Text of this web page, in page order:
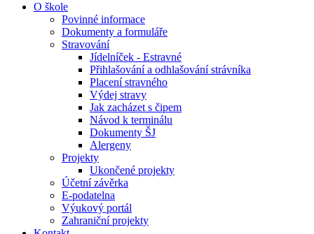
O škole
Povinné informace
Dokumenty a formuláře
Stravování
Jídelníček - Estravné
Přihlašování a odhlašování strávníka
Placení stravného
Výdej stravy
Jak zacházet s čipem
Návod k terminálu
Dokumenty ŠJ
Alergeny
Projekty
Ukončené projekty
Účetní závěrka
E-podatelna
Výukový portál
Zahraniční projekty